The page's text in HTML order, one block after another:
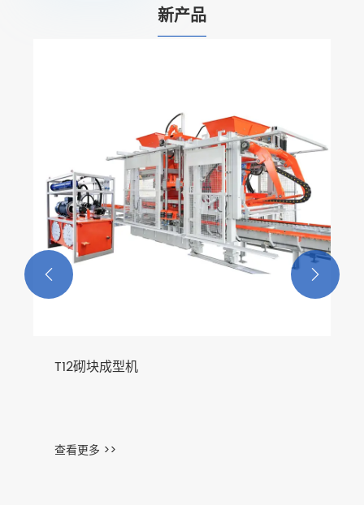
新产品
T12砌块成型机
查看更多 >>
 